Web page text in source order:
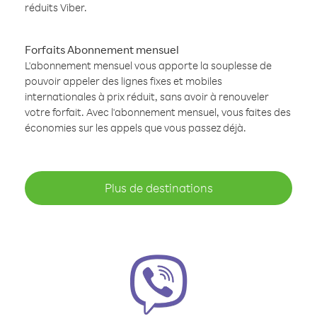
réduits Viber.
Forfaits Abonnement mensuel
L'abonnement mensuel vous apporte la souplesse de
pouvoir appeler des lignes fixes et mobiles
internationales à prix réduit, sans avoir à renouveler
votre forfait. Avec l'abonnement mensuel, vous faites des
économies sur les appels que vous passez déjà.
Plus de destinations